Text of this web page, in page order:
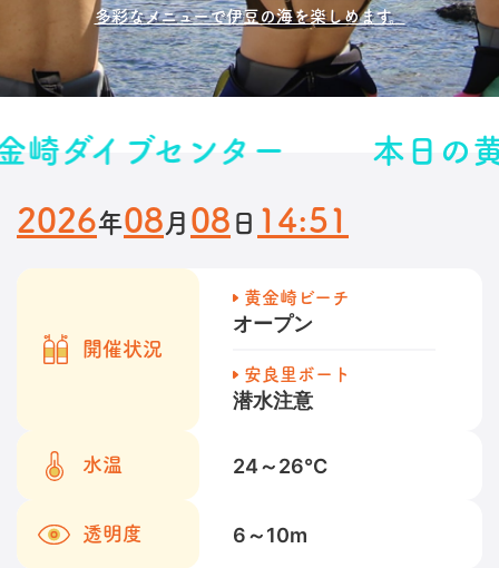
多彩なメニューで伊豆の海を楽しめます。
本日の黄金崎ダイ
ンター
2026年08 月 08 日 14:51
開催状況
黄金崎ビーチ
オープン
安良里ボート
潜水注意
水温 24～26℃
透明度 6～10m